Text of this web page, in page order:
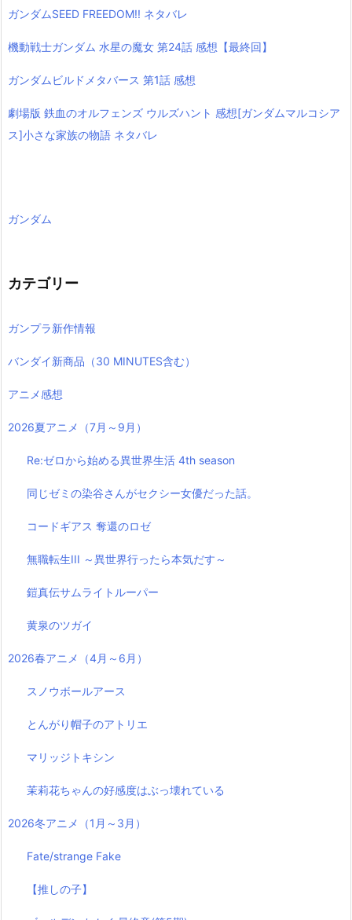
ガンダムSEED FREEDOM!! ネタバレ
機動戦士ガンダム 水星の魔女 第24話 感想【最終回】
ガンダムビルドメタバース 第1話 感想
劇場版 鉄血のオルフェンズ ウルズハント 感想[ガンダムマルコシア
ス]小さな家族の物語 ネタバレ
ガンダム
カテゴリー
ガンプラ新作情報
バンダイ新商品（30 MINUTES含む）
アニメ感想
2026夏アニメ（7月～9月）
Re:ゼロから始める異世界生活 4th season
同じゼミの染谷さんがセクシー女優だった話。
コードギアス 奪還のロゼ
無職転生III ～異世界行ったら本気だす～
鎧真伝サムライトルーパー
黄泉のツガイ
2026春アニメ（4月～6月）
スノウボールアース
とんがり帽子のアトリエ
マリッジトキシン
茉莉花ちゃんの好感度はぶっ壊れている
2026冬アニメ（1月～3月）
Fate/strange Fake
【推しの子】